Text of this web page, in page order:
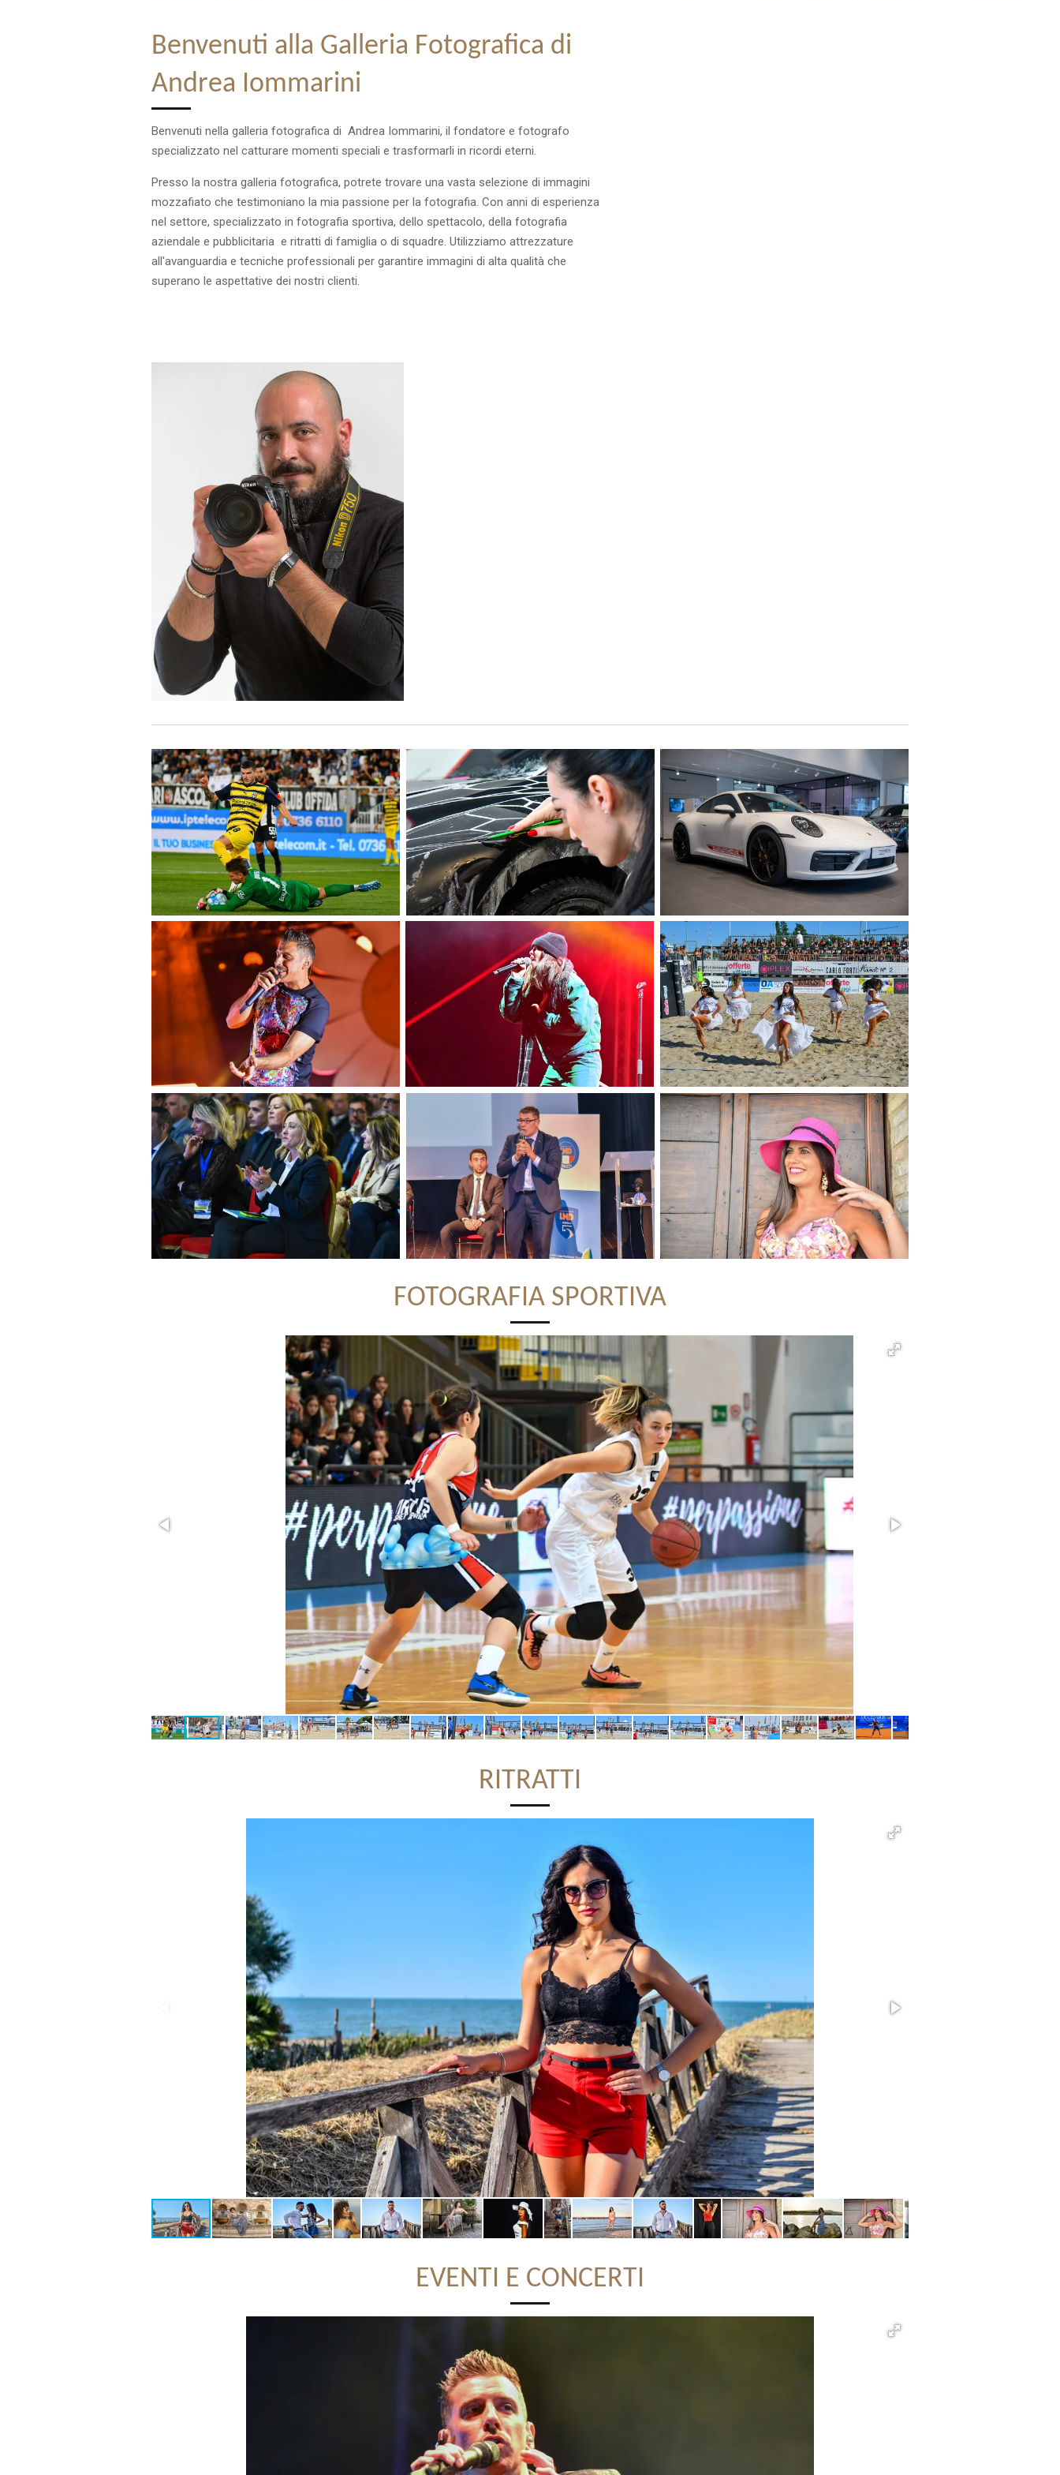
Benvenuti alla Galleria Fotografica di
Andrea Iommarini
Benvenuti nella galleria fotografica di Andrea Iommarini, il fondatore e fotografo
specializzato nel catturare momenti speciali e trasformarli in ricordi eterni.
Presso la nostra galleria fotografica, potrete trovare una vasta selezione di immagini
mozzafiato che testimoniano la mia passione per la fotografia. Con anni di esperienza
nel settore, specializzato in fotografia sportiva, dello spettacolo, della fotografia
aziendale e pubblicitaria e ritratti di famiglia o di squadre. Utilizziamo attrezzature
all'avanguardia e tecniche professionali per garantire immagini di alta qualità che
superano le aspettative dei nostri clienti.
FOTOGRAFIA SPORTIVA
RITRATTI
EVENTI E CONCERTI